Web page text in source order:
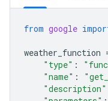
from google
weather_function
"type" :
"name" :
"description"